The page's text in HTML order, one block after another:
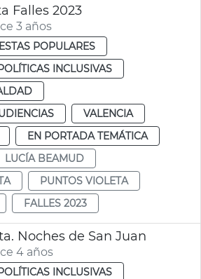
Falles 2023
3 años
POPULARES
INCLUSIVAS
VALENCIA
EN PORTADA TEMÁTICA
LUCÍA BEAMUD
PUNTOS VIOLETA
FALLES 2023
Noches de San Juan
4 años
INCLUSIVAS